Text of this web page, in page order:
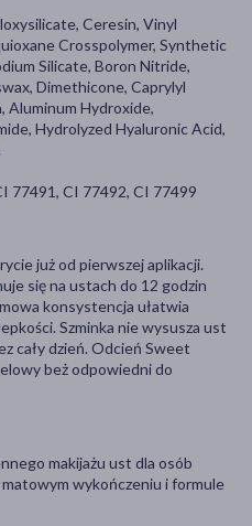
Ceresin, Vinyl
Crosspolymer, Synthetic
Silicate, Boron Nitride,
Dimethicone, Caprylyl
Aluminum Hydroxide,
Hydrolyzed Hyaluronic Acid,
77491, CI 77492, CI 77499
już od pierwszej aplikacji.
się na ustach do 12 godzin
konsystencja ułatwia
Szminka nie wysusza ust
cały dzień. Odcień Sweet
beż odpowiedni do
makijażu ust dla osób
wykończeniu i formule